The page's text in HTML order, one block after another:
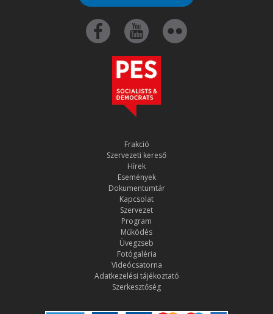
Frakció
Szervezeti kereső
Hírek
Események
Dokumentumtár
Kapcsolat
Szervezet
Program
Működés
Üvegzseb
Fotógaléria
Videócsatorna
Adatkezelési tájékoztató
Szerkesztőség